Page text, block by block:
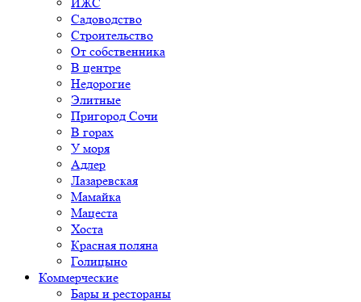
Садоводство
Строительство
От собственника
В центре
Недорогие
Элитные
Пригород Сочи
В горах
У моря
Адлер
Лазаревская
Мамайка
Мацеста
Хоста
Красная поляна
Голицыно
Коммерческие
Бары и рестораны